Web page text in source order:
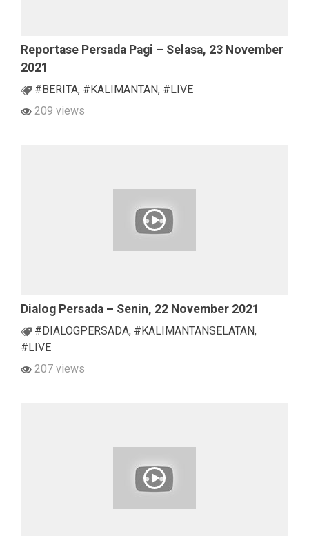
Reportase Persada Pagi – Selasa, 23 November
2021
#BERITA, #KALIMANTAN, #LIVE
209 views
Dialog Persada – Senin, 22 November 2021
#DIALOGPERSADA, #KALIMANTANSELATAN,
#LIVE
207 views